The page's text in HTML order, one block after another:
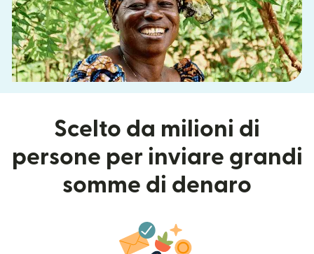
Scelto da milioni di
persone per inviare grandi
somme di denaro